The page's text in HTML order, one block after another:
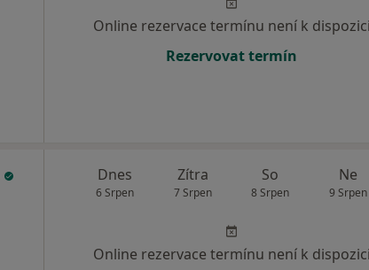
Online rezervace termínu není k dispozici
Rezervovat termín
Dnes
6 Srpen
Zítra
7 Srpen
So
8 Srpen
Ne
9 Srpen
Online rezervace termínu není k dispozici